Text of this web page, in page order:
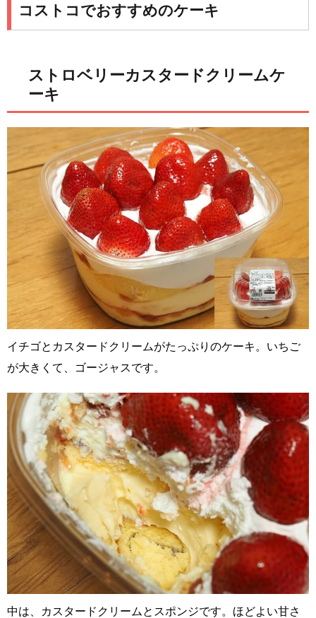
コストコでおすすめのケーキ
ストロベリーカスタードクリームケ
ーキ
イチゴとカスタードクリームがたっぷりのケーキ。いちご
が大きくて、ゴージャスです。
中は、カスタードクリームとスポンジです。ほどよい甘さ